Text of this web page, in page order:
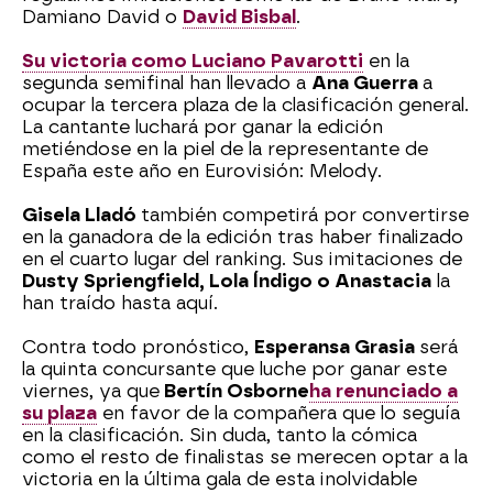
Damiano David o David Bisbal .
Su victoria como Luciano Pavarotti en la
segunda semifinal han llevado a Ana Guerra a
ocupar la tercera plaza de la clasificación general.
La cantante luchará por ganar la edición
metiéndose en la piel de la representante de
España este año en Eurovisión: Melody.
Gisela Lladó también competirá por convertirse
en la ganadora de la edición tras haber finalizado
en el cuarto lugar del ranking. Sus imitaciones de
Dusty Spriengfield, Lola Índigo o Anastacia la
han traído hasta aquí.
Contra todo pronóstico, Esperansa Grasia será
la quinta concursante que luche por ganar este
viernes, ya que Bertín Osborne ha renunciado a
su plaza en favor de la compañera que lo seguía
en la clasificación. Sin duda, tanto la cómica
como el resto de finalistas se merecen optar a la
victoria en la última gala de esta inolvidable